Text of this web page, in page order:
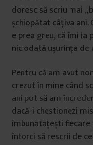
doresc să scriu mai
șchiopătat câțiva ani.
e prea greu, că îmi ia
niciodată ușurința de
Pentru că am avut
crezut în mine când
ani pot să am
dacă-i chestionezi
îmbunătățești
întorci să rescrii de